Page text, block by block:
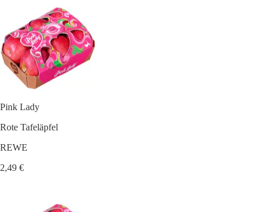
Pink Lady
Rote Tafeläpfel
REWE
2,49 €